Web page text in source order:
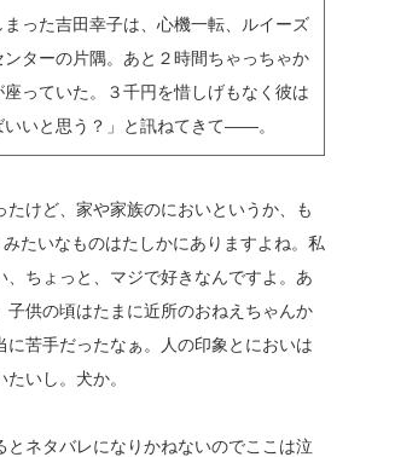
った吉田幸子は、心機一転、ルイーズ
ターの片隅。あと２時間ちゃっちゃか
っていた。３千円を惜しげもなく彼は
いと思う？」と訊ねてきて――。
たけど、家や家族のにおいというか、も
みたいなものはたしかにありますよね。私
ちょっと、マジで好きなんですよ。あ
供の頃はたまに近所のおねえちゃんか
苦手だったなぁ。人の印象とにおいは
いし。犬か。
ネタバレになりかねないのでここは泣